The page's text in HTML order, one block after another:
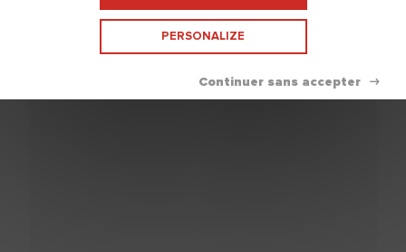
TOUPRET vous conseille
PERSONALIZE